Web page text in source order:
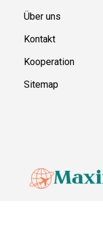
Über uns
Kontakt
Kooperation
Sitemap